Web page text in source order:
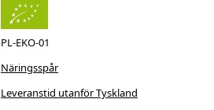
PL-EKO-01
Näringsspår
Leveranstid utanför Tyskland